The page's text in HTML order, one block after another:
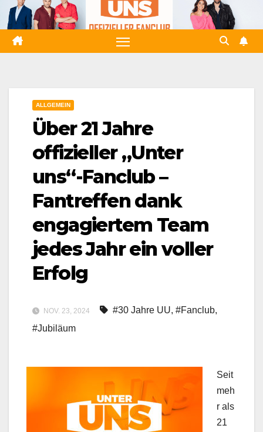
Zum
Inhalt
springen
ALLGEMEIN
Über 21 Jahre
offizieller „Unter
uns“-Fanclub –
Fantreffen dank
engagiertem Team
jedes Jahr ein voller
Erfolg
NOV. 23, 2024 #30 Jahre UU, #Fanclub,
#Jubiläum
Seit
meh
r als
21